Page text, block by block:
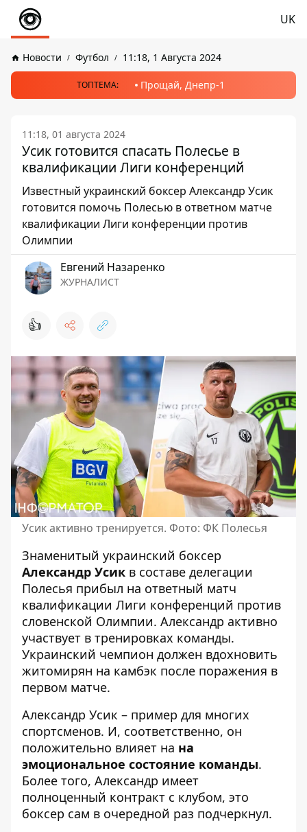
UK
Новости Футбол 11:18, 1 Августа 2024
ТОПТЕМА: Прощай, Днепр-1
11:18, 01 августа 2024
Усик готовится спасать Полесье в
квалификации Лиги конференций
Известный украинский боксер Александр Усик
готовится помочь Полесью в ответном матче
квалификации Лиги конференции против
Олимпии
Евгений Назаренко
ЖУРНАЛИСТ
👍
Усик активно тренируется. Фото: ФК Полесья
Знаменитый украинский боксер
Александр Усик в составе делегации
Полесья прибыл на ответный матч
квалификации Лиги конференций против
словенской Олимпии. Александр активно
участвует в тренировках команды.
Украинский чемпион должен вдохновить
житомирян на камбэк после поражения в
первом матче.
Александр Усик – пример для многих
спортсменов. И, соответственно, он
положительно влияет на на
эмоциональное состояние команды.
Более того, Александр имеет
полноценный контракт с клубом, это
боксер сам в очередной раз подчеркнул.